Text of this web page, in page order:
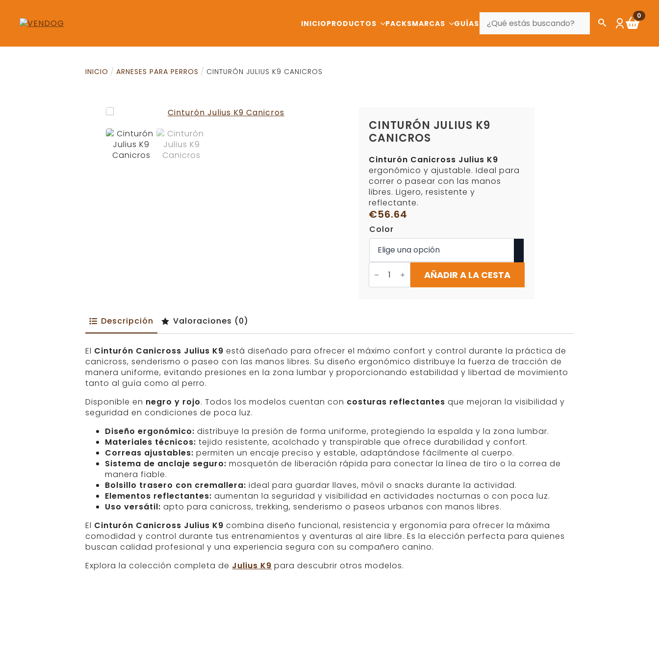
INICIOPRODUCTOS PACKSMARCAS GUÍAS
0
INICIO ARNESES PARA PERROS CINTURÓN JULIUS K9 CANICROS
CINTURÓN JULIUS K9
CANICROS
Cinturón Canicross Julius K9
ergonómico y ajustable. Ideal para
correr o pasear con las manos
libres. Ligero, resistente y
reflectante.
€56.64
Color
Cinturón
Julius
Canicros
AÑADIR A LA CESTA
Descripción Valoraciones (0)
El Cinturón Canicross Julius K9 está diseñado para ofrecer el máximo confort y control durante la práctica de
canicross, senderismo o paseo con las manos libres. Su diseño ergonómico distribuye la fuerza de tracción de
manera uniforme, evitando presiones en la zona lumbar y proporcionando estabilidad y libertad de movimiento
tanto al guía como al perro.
Disponible en negro y rojo. Todos los modelos cuentan con costuras reflectantes que mejoran la visibilidad y
seguridad en condiciones de poca luz.
Diseño ergonómico: distribuye la presión de forma uniforme, protegiendo la espalda y la zona lumbar.
Materiales técnicos: tejido resistente, acolchado y transpirable que ofrece durabilidad y confort.
Correas ajustables: permiten un encaje preciso y estable, adaptándose fácilmente al cuerpo.
Sistema de anclaje seguro: mosquetón de liberación rápida para conectar la línea de tiro o la correa de
manera fiable.
Bolsillo trasero con cremallera: ideal para guardar llaves, móvil o snacks durante la actividad.
Elementos reflectantes: aumentan la seguridad y visibilidad en actividades nocturnas o con poca luz.
Uso versátil: apto para canicross, trekking, senderismo o paseos urbanos con manos libres.
El Cinturón Canicross Julius K9 combina diseño funcional, resistencia y ergonomía para ofrecer la máxima
comodidad y control durante tus entrenamientos y aventuras al aire libre. Es la elección perfecta para quienes
buscan calidad profesional y una experiencia segura con su compañero canino.
Explora la colección completa de Julius K9 para descubrir otros modelos.